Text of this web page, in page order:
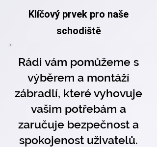
Klíčový prvek pro naše
schodiště
Rádi vám pomůžeme s
výběrem a montáží
zábradlí, které vyhovuje
vašim potřebám a
zaručuje bezpečnost a
spokojenost uživatelů.